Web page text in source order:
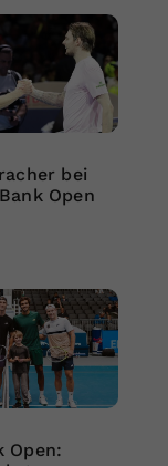
bei
Open
Open: